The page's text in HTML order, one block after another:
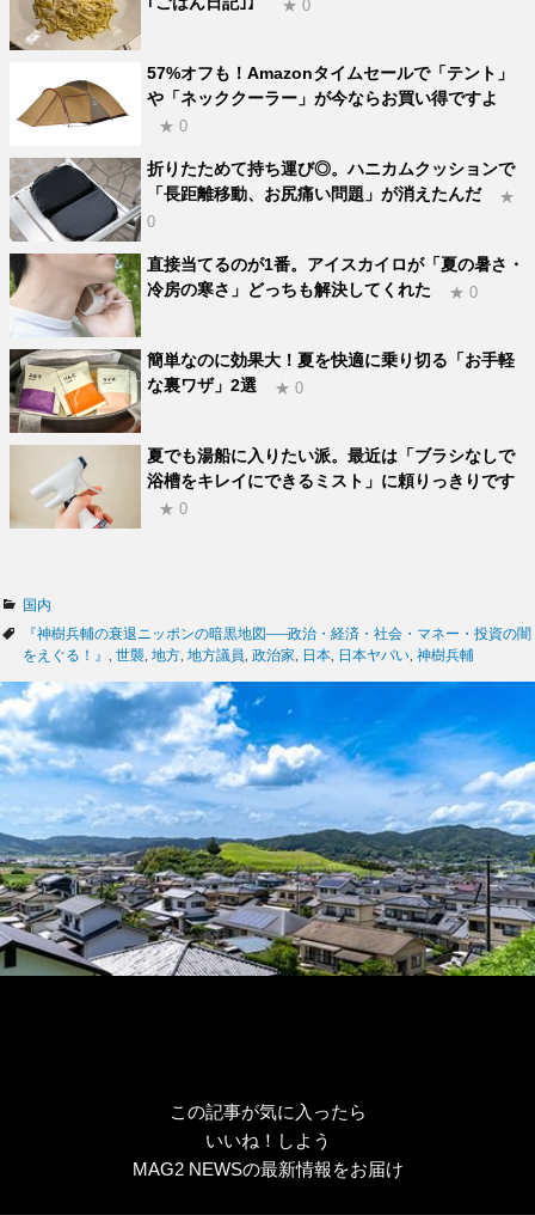
★ 0
57%オフも！Amazonタイムセールで「テント」
や「ネッククーラー」が今ならお買い得ですよ
★ 0
折りたためて持ち運び◎。ハニカムクッションで
「長距離移動、お尻痛い問題」が消えたんだ
★
0
直接当てるのが1番。アイスカイロが「夏の暑さ・
冷房の寒さ」どっちも解決してくれた
★ 0
簡単なのに効果大！夏を快適に乗り切る「お手軽
な裏ワザ」2選
★ 0
夏でも湯船に入りたい派。最近は「ブラシなしで
浴槽をキレイにできるミスト」に頼りっきりです
★ 0
カ
テ
ゴ
ー
国内
タ
グ
『神樹兵輔の衰退ニッポンの暗黒地図──政治・経済・社会・マネー・投資の闇
をえぐる！』
世襲 地方 地方議員 政治家 日本 日本ヤバい 神樹兵輔
この記事が気に入ったら
いいね！しよう
MAG2 NEWSの最新情報をお届け